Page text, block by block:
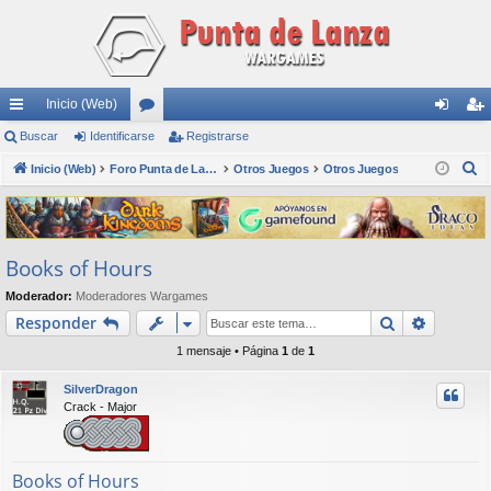
nl
ac
es
rá
pi
do
s
Inicio (Web)
or
os nti
fic
ar
ist
ra
rs
Buscar Identificarse Registrarse
Inicio (Web) Foro Punta de Lanza Wargames Otros Juegos Otros Juegos
s
c
Books of Hours
Moderador: Moderadores Wargames
Responder Buscar
1 mensaje • Página 1 de 1
SilverDragon
Crack - Major
Books of Hours